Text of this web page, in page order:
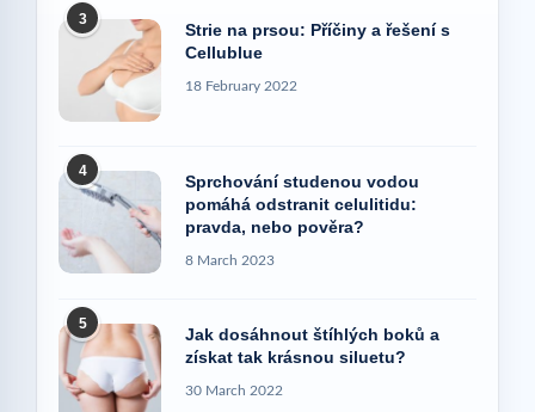
3
Strie na prsou: Příčiny a řešení s
Cellublue
18 February 2022
4
Sprchování studenou vodou
pomáhá odstranit celulitidu:
pravda, nebo pověra?
8 March 2023
5
Jak dosáhnout štíhlých boků a
získat tak krásnou siluetu?
30 March 2022